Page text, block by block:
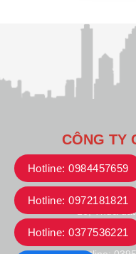
CÔNG TY
DISEN
Văn phòng
16, Thửa
Xá, thành
Hotline: 0984457659
Hotline: 0972181821
Hotline: 0377536221